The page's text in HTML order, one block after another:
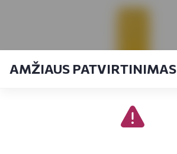
AMŽIAUS PATVIRTINIMAS